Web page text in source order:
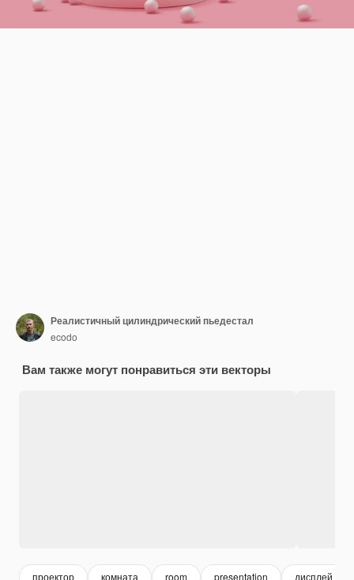
Реалистичный цилиндрический пьедестал
ecodo
Вам также могут понравиться эти векторы
проектор комната room presentation дисплей